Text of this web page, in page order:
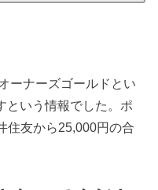
ーナーズゴールドとい
という情報でした。ポ
住友から25,000円の合